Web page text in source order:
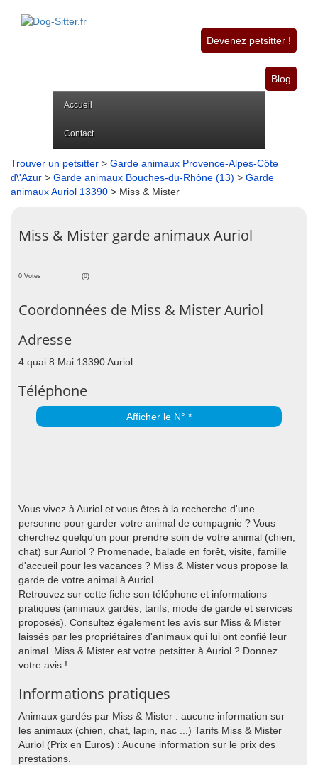
Devenez petsitter !
Blog
Accueil
Contact
Trouver un petsitter > Garde animaux Provence-Alpes-Côte
d\'Azur > Garde animaux Bouches-du-Rhône (13) > Garde
animaux Auriol 13390 > Miss & Mister
Miss & Mister garde animaux Auriol
0 Votes (0)
Coordonnées de Miss & Mister Auriol
Adresse
4 quai 8 Mai 13390 Auriol
Téléphone
Afficher le N° *
Vous vivez à Auriol et vous êtes à la recherche d'une
personne pour garder votre animal de compagnie ? Vous
cherchez quelqu'un pour prendre soin de votre animal (chien,
chat) sur Auriol ? Promenade, balade en forêt, visite, famille
d'accueil pour les vacances ? Miss & Mister vous propose la
garde de votre animal à Auriol.
Retrouvez sur cette fiche son téléphone et informations
pratiques (animaux gardés, tarifs, mode de garde et services
proposés). Consultez également les avis sur Miss & Mister
laissés par les propriétaires d'animaux qui lui ont confié leur
animal. Miss & Mister est votre petsitter à Auriol ? Donnez
votre avis !
Informations pratiques
Animaux gardés par Miss & Mister : aucune information sur
les animaux (chien, chat, lapin, nac ...) Tarifs Miss & Mister
Auriol (Prix en Euros) : Aucune information sur le prix des
prestations.